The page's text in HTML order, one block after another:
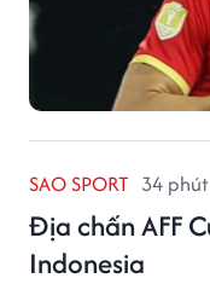
SAO SPORT 34
Địa chấn AFF
Indonesia